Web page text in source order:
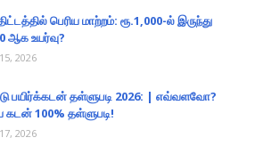
பெரிய மாற்றம்: ரூ.1,000-ல் இருந்து
ஆக உயர்வு?
2026
பயிர்க்கடன் தள்ளுபடி 2026: | எவ்வளவோ?
கடன் 100% தள்ளுபடி!
2026